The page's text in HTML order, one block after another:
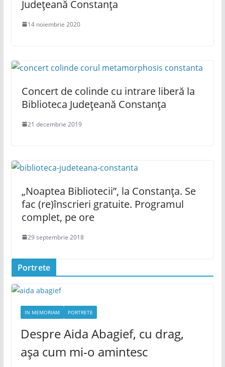
Județeană Constanța
14 noiembrie 2020
Concert de colinde cu intrare liberă la
Biblioteca Județeană Constanța
21 decembrie 2019
„Noaptea Bibliotecii”, la Constanța. Se
fac (re)înscrieri gratuite. Programul
complet, pe ore
29 septembrie 2018
Portrete
IN MEMORIAM PORTRETE
Despre Aida Abagief, cu drag,
așa cum mi-o amintesc